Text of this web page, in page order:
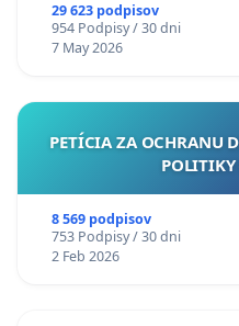
29 623 podpisov
954 Podpisy / 30 dni
7 May 2026
PETÍCIA ZA OCHRANU
POLITIKY
8 569 podpisov
753 Podpisy / 30 dni
2 Feb 2026